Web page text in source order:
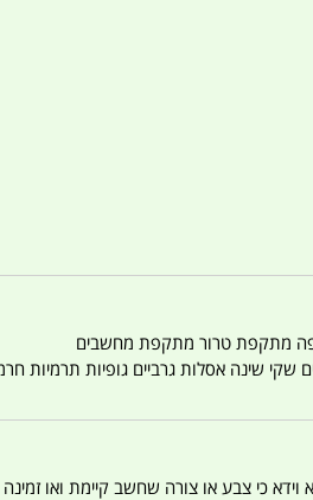
שקי שינה אסלות גרביים גופיות
וידא כי צבע או צורה שחשב קיימת ואו